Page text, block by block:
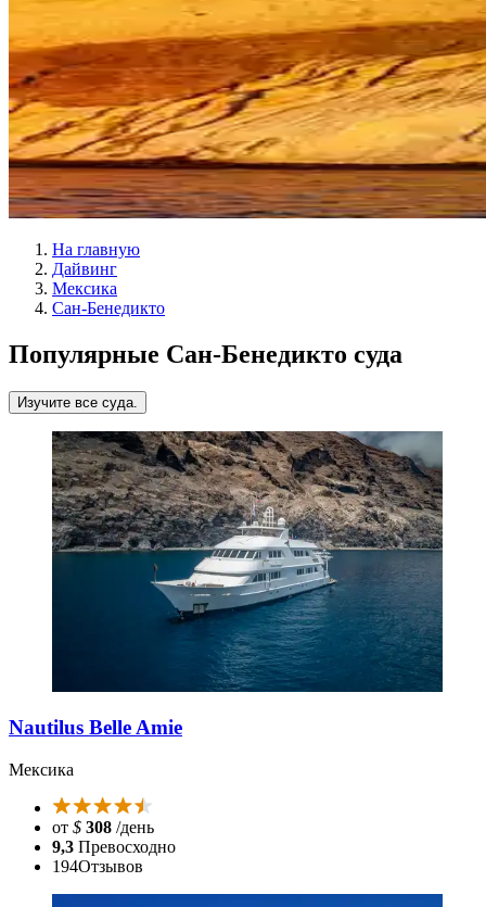
На главную
Дайвинг
Мексика
Сан-Бенедикто
Популярные Сан-Бенедикто суда
Изучите все суда.
Nautilus Belle Amie
Мексика
от $ 308 /день
9,3 Превосходно
194Отзывов